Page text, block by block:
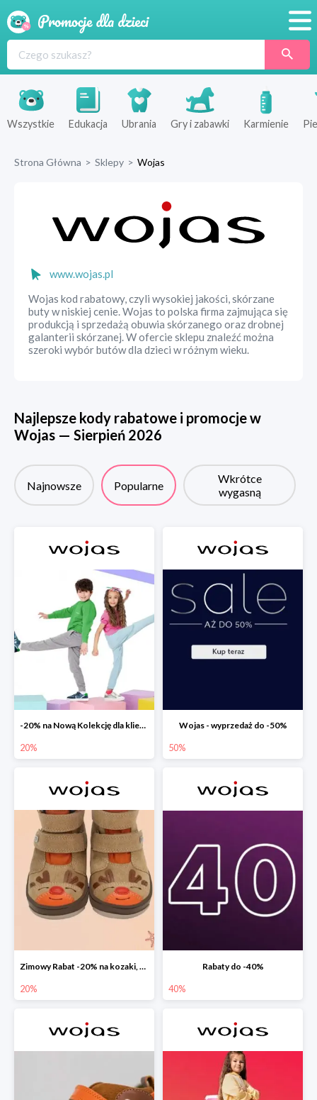
Produkty
Sklepy
Wszystkie Edukacja Ubrania Gry i zabawki Karmienie
Strona Główna > Sklepy > Wojas
www.wojas.pl
Wojas kod rabatowy, czyli wysokiej jakości, skórzane
buty w niskiej cenie. Wojas to polska firma zajmująca się
produkcją i sprzedażą obuwia skórzanego oraz drobnej
galanterii skórzanej. W ofercie sklepu znaleźć można
szeroki wybór butów dla dzieci w różnym wieku.
Najlepsze kody rabatowe i promocje w
Wojas — Sierpień 2026
Najnowsze Popularne
Wkrótce
wygasną
-20% na Nową Kolekcję dla klientów PREMIUM
20%
Wojas - wyprzedaż do -50%
50%
Zimowy Rabat -20% na kozaki, botki, trzewiki, wyprzedaż
20%
Rabaty do -40%
40%